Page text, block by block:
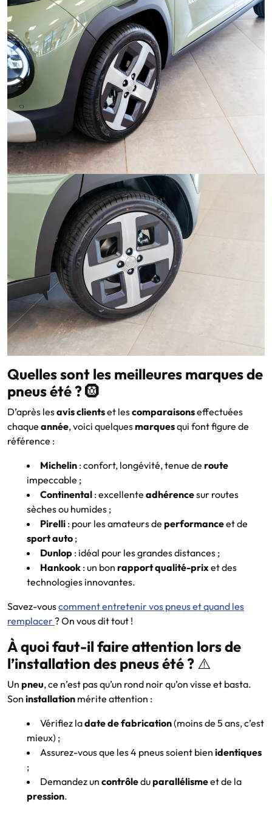
Quelles sont les meilleures marques de
pneus été ?🛞
D’après lesavis clientset lescomparaisonseffectuées
chaque année, voici quelquesmarquesqui font figure de
référence :
Michelin : confort, longévité, tenue de route
impeccable ;
Continental : excellente adhérencesur routes
sèches ou humides ;
Pirelli : pour les amateurs de performanceet de
sport auto ;
Dunlop : idéal pour les grandes distances ;
Hankook : un bon rapport qualité-prix et des
technologies innovantes.
Savez-vouscomment entretenir vos pneus et quand les
remplacer? On vous dit tout !
À quoi faut-il faire attention lors de
l’installation des pneus été ? ⚠️
Un pneu, ce n’est pas qu’un rond noir qu’on visse et basta.
Son installation mérite attention :
Vérifiez ladate de fabrication(moins de 5 ans, c’est
mieux) ;
Assurez-vous que les 4 pneus soient bien identiques
;
Demandez un contrôleduparallélismeet de la
pression.